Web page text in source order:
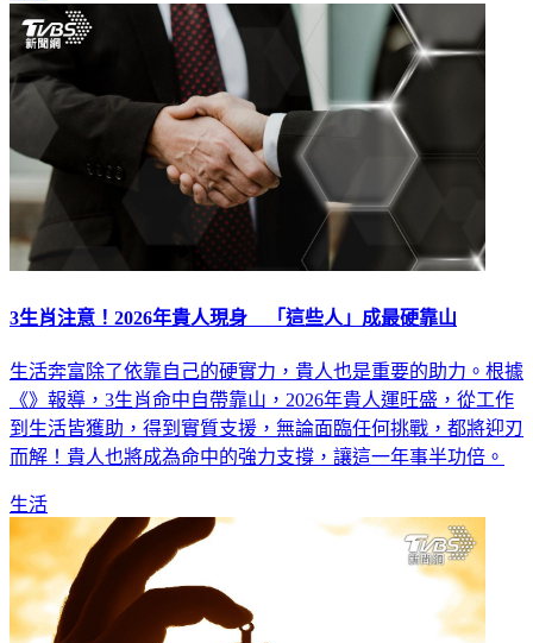
3生肖注意！2026年貴人現身 「這些人」成最硬靠山
生活奔富除了依靠自己的硬實力，貴人也是重要的助力。根據
《》報導，3生肖命中自帶靠山，2026年貴人運旺盛，從工作
到生活皆獲助，得到實質支援，無論面臨任何挑戰，都將迎刃
而解！貴人也將成為命中的強力支撐，讓這一年事半功倍。
生活